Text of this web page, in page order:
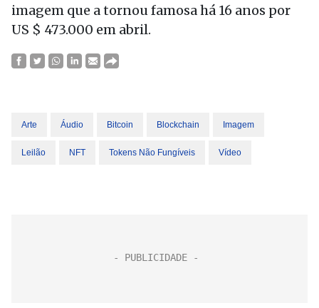
imagem que a tornou famosa há 16 anos por
US $ 473.000 em abril.
Arte Áudio Bitcoin Blockchain Imagem
Leilão NFT Tokens Não Fungíveis Vídeo